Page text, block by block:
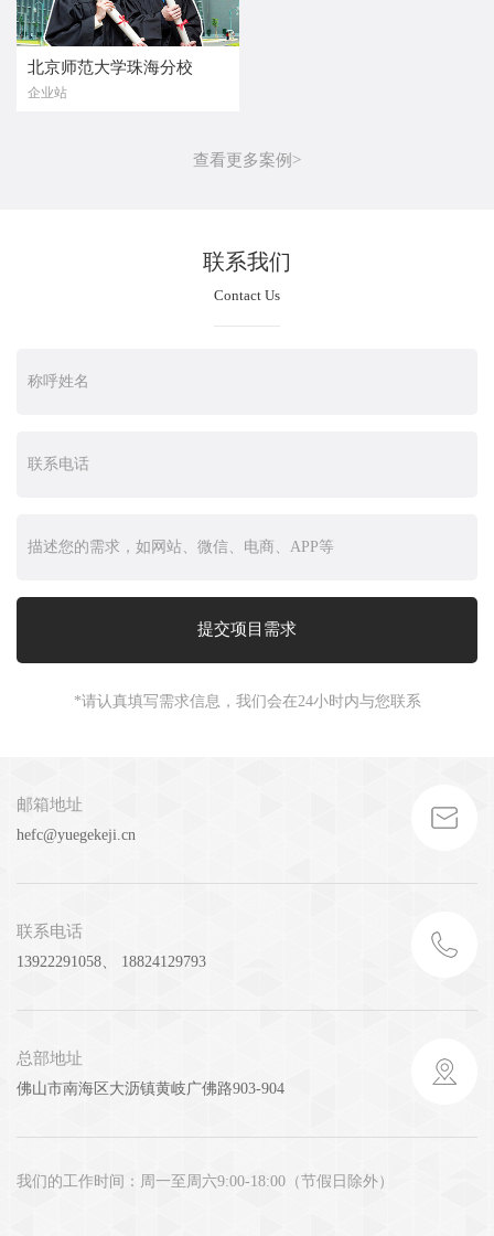
北京师范大学珠海分校
企业站
查看更多案例>
联系我们
Contact Us
*请认真填写需求信息，我们会在24小时内与您联系
邮箱地址
hefc@yuegekeji.cn
联系电话
13922291058、 18824129793
总部地址
佛山市南海区大沥镇黄岐广佛路903-904
我们的工作时间：周一至周六9:00-18:00（节假日除外）